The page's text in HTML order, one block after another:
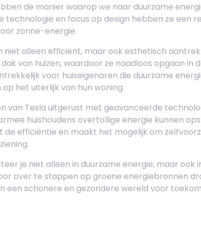
de manier waarop we naar duurzame
technologie en focus op design hebben ze een
zonne-energie.
niet alleen efficiënt, maar ook esthetisch
van huizen, waardoor ze naadloos opgaan in
voor huiseigenaren die duurzame
het uiterlijk van hun woning.
van Tesla uitgerust met geavanceerde
huishoudens overtollige energie kunnen
efficiëntie en maakt het mogelijk om
je niet alleen in duurzame energie, maar ook
over te stappen op groene energiebronnen
een schonere en gezondere wereld voor